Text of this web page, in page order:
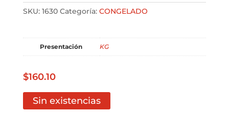
SKU: 1630 Categoría: CONGELADO
Presentación KG
$160.10
Sin existencias